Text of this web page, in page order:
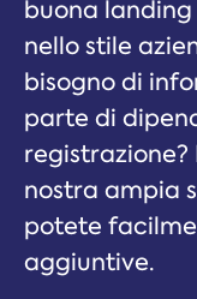
buona
nello stile
bisogno di
parte di
registrazione?
nostra ampia
potete
aggiuntive.